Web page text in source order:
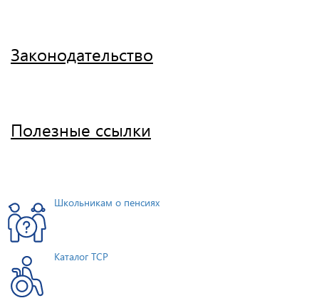
Законодательство
Полезные ссылки
Школьникам о пенсиях
Каталог ТСР